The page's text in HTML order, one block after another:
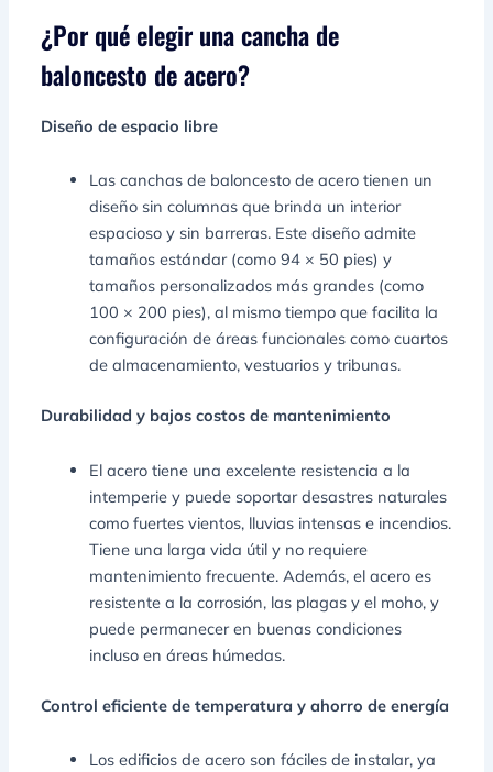
¿Por qué elegir una cancha de
baloncesto de acero?
Diseño de espacio libre
Las canchas de baloncesto de acero tienen un
diseño sin columnas que brinda un interior
espacioso y sin barreras. Este diseño admite
tamaños estándar (como 94 × 50 pies) y
tamaños personalizados más grandes (como
100 × 200 pies), al mismo tiempo que facilita la
configuración de áreas funcionales como cuartos
de almacenamiento, vestuarios y tribunas.
Durabilidad y bajos costos de mantenimiento
El acero tiene una excelente resistencia a la
intemperie y puede soportar desastres naturales
como fuertes vientos, lluvias intensas e incendios.
Tiene una larga vida útil y no requiere
mantenimiento frecuente. Además, el acero es
resistente a la corrosión, las plagas y el moho, y
puede permanecer en buenas condiciones
incluso en áreas húmedas.
Control eficiente de temperatura y ahorro de energía
Los edificios de acero son fáciles de instalar, ya